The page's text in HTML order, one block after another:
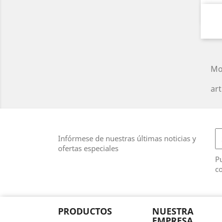
Infórmese de nuestras últimas noticias y
ofertas especiales
PRODUCTOS NUESTRA